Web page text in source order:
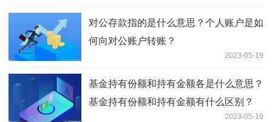
对公存款指的是什么意思？个人账户是如
何向对公账户转账？
2023-05-19
基金持有份额和持有金额各是什么意思？
基金持有份额和持有金额有什么区别？
2023-05-19